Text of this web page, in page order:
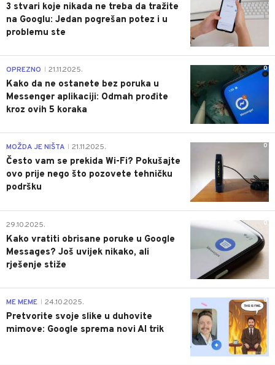
3 stvari koje nikada ne treba da tražite
na Googlu: Jedan pogrešan potez i u
problemu ste
0
OPREZNO 21.11.2025.
Kako da ne ostanete bez poruka u
Messenger aplikaciji: Odmah prođite
kroz ovih 5 koraka
0
MOŽDA JE NIŠTA 21.11.2025.
Često vam se prekida Wi-Fi? Pokušajte
ovo prije nego što pozovete tehničku
podršku
0
29.10.2025.
Kako vratiti obrisane poruke u Google
Messages? Još uvijek nikako, ali
rješenje stiže
0
ME MEME 24.10.2025.
Pretvorite svoje slike u duhovite
mimove: Google sprema novi AI trik